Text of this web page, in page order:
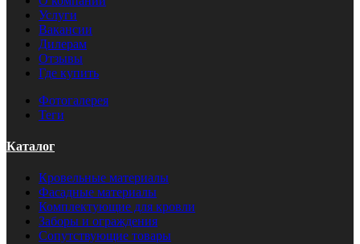
Услуги
Вакансии
Дилерам
Отзывы
Где купить
Фотогалерея
Теги
Каталог
Кровельные материалы
Фасадные материалы
Комплектующие для кровли
Заборы и ограждения
Сопутствующие товары